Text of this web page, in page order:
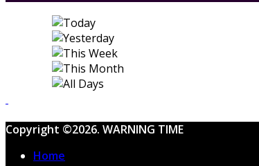
Copyright ©2026. WARNING TIME
Home